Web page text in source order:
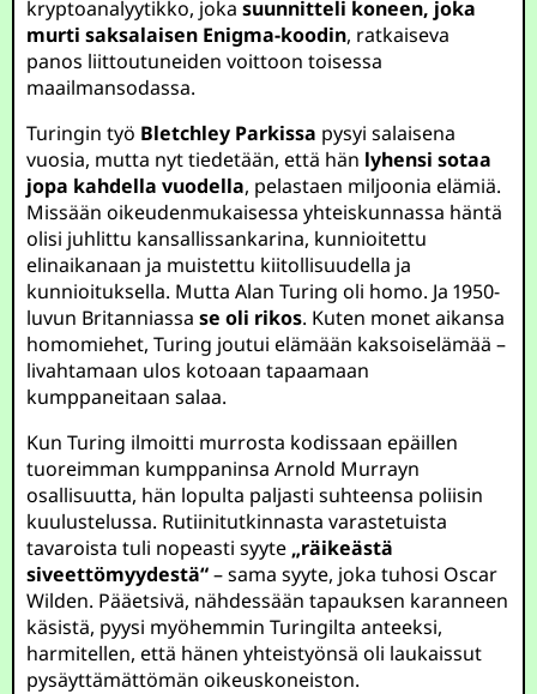
kryptoanalyytikko, jokasuunnitteli koneen, joka
murti saksalaisen Enigma-koodin, ratkaiseva
panos liittoutuneiden voittoon toisessa
maailmansodassa.
Turingin työ Bletchley Parkissa pysyi salaisena
vuosia, mutta nyt tiedetään, että hän lyhensi sotaa
jopa kahdella vuodella, pelastaen miljoonia elämiä.
Missään oikeudenmukaisessa yhteiskunnassa häntä
olisi juhlittu kansallissankarina, kunnioitettu
elinaikanaan ja muistettu kiitollisuudella ja
kunnioituksella. Mutta Alan Turing oli homo. Ja 1950-
luvun Britanniassase oli rikos. Kuten monet aikansa
homomiehet, Turing joutui elämään kaksoiselämää –
livahtamaan ulos kotoaan tapaamaan
kumppaneitaan salaa.
Kun Turing ilmoitti murrosta kodissaan epäillen
tuoreimman kumppaninsa Arnold Murrayn
osallisuutta, hän lopulta paljasti suhteensa poliisin
kuulustelussa. Rutiinitutkinnasta varastetuista
tavaroista tuli nopeasti syyte „räikeästä
siveettömyydestä“– sama syyte, joka tuhosi Oscar
Wilden. Pääetsivä, nähdessään tapauksen karanneen
käsistä, pyysi myöhemmin Turingilta anteeksi,
harmitellen, että hänen yhteistyönsä oli laukaissut
pysäyttämättömän oikeuskoneiston.